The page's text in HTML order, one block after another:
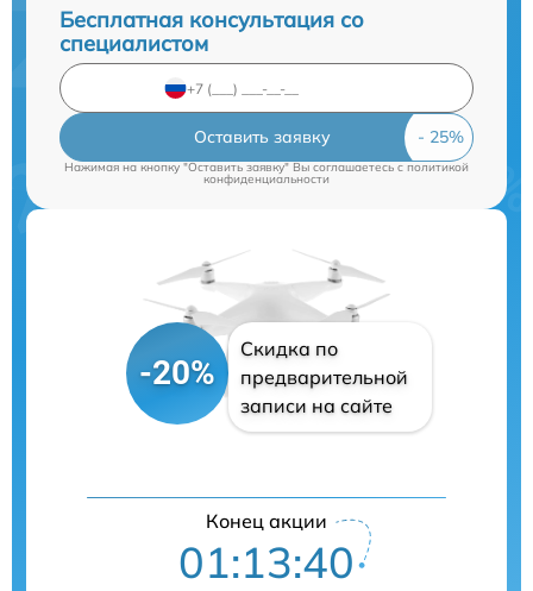
Бесплатная консультация со
специалистом
Оставить заявку
Нажимая на кнопку "Оставить заявку" Вы соглашаетесь cполитикой
конфиденциальности
-20%
Скидка по
предварительной
записи на сайте
Конец акции
01:13:39